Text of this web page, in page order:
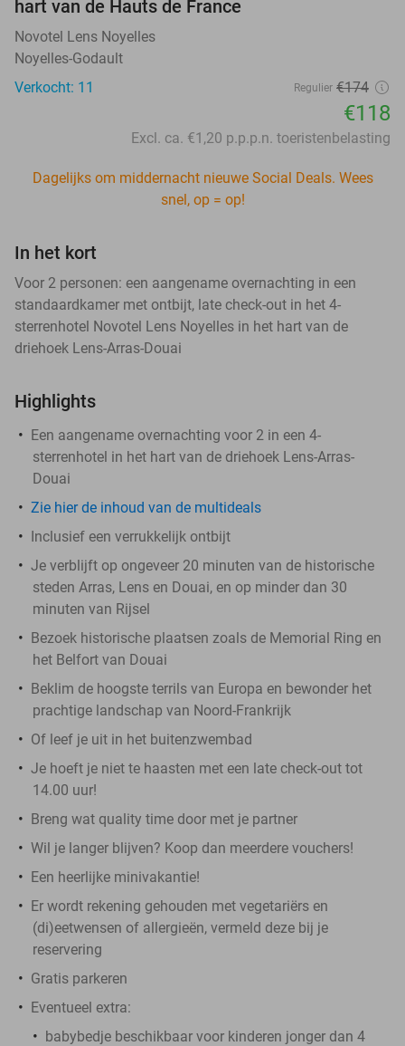
hart van de Hauts de France
Novotel Lens Noyelles
Noyelles-Godault
Verkocht: 11
Regulier €174
€118
Excl. ca. €1,20 p.p.p.n. toeristenbelasting
Dagelijks om middernacht nieuwe Social Deals. Wees
snel, op = op!
In het kort
Voor 2 personen: een aangename overnachting in een
standaardkamer met ontbijt, late check-out in het 4-
sterrenhotel Novotel Lens Noyelles in het hart van de
driehoek Lens-Arras-Douai
Highlights
Een aangename overnachting voor 2 in een 4-
sterrenhotel in het hart van de driehoek Lens-Arras-
Douai
Zie hier de inhoud van de multideals
Inclusief een verrukkelijk ontbijt
Je verblijft op ongeveer 20 minuten van de historische
steden Arras, Lens en Douai, en op minder dan 30
minuten van Rijsel
Bezoek historische plaatsen zoals de Memorial Ring en
het Belfort van Douai
Beklim de hoogste terrils van Europa en bewonder het
prachtige landschap van Noord-Frankrijk
Of leef je uit in het buitenzwembad
Je hoeft je niet te haasten met een late check-out tot
14.00 uur!
Breng wat quality time door met je partner
Wil je langer blijven? Koop dan meerdere vouchers!
Een heerlijke minivakantie!
Er wordt rekening gehouden met vegetariërs en
(di)eetwensen of allergieën, vermeld deze bij je
reservering
Gratis parkeren
Eventueel extra:
babybedje beschikbaar voor kinderen jonger dan 4